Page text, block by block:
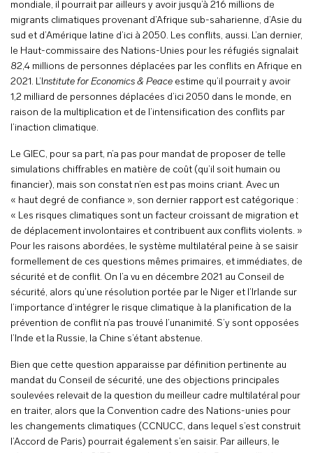
mondiale, il pourrait par ailleurs y avoir jusqu’à 216 millions de
migrants climatiques provenant d’Afrique sub-saharienne, d’Asie du
sud et d’Amérique latine d’ici à 2050. Les conflits, aussi. L’an dernier,
le Haut-commissaire des Nations-Unies pour les réfugiés signalait
82,4 millions de personnes déplacées par les conflits en Afrique en
2021. L’Institute for Economics & Peace estime qu’il pourrait y avoir
1,2 milliard de personnes déplacées d’ici 2050 dans le monde, en
raison de la multiplication et de l’intensification des conflits par
l’inaction climatique.
Le GIEC, pour sa part, n’a pas pour mandat de proposer de telle
simulations chiffrables en matière de coût (qu’il soit humain ou
financier), mais son constat n’en est pas moins criant. Avec un
« haut degré de confiance », son dernier rapport est catégorique :
« Les risques climatiques sont un facteur croissant de migration et
de déplacement involontaires et contribuent aux conflits violents. »
Pour les raisons abordées, le système multilatéral peine à se saisir
formellement de ces questions mêmes primaires, et immédiates, de
sécurité et de conflit. On l’a vu en décembre 2021 au Conseil de
sécurité, alors qu’une résolution portée par le Niger et l’Irlande sur
l’importance d’intégrer le risque climatique à la planification de la
prévention de conflit n’a pas trouvé l’unanimité. S’y sont opposées
l’Inde et la Russie, la Chine s’étant abstenue.
Bien que cette question apparaisse par définition pertinente au
mandat du Conseil de sécurité, une des objections principales
soulevées relevait de la question du meilleur cadre multilatéral pour
en traiter, alors que la Convention cadre des Nations-unies pour
les changements climatiques (CCNUCC, dans lequel s’est construit
l’Accord de Paris) pourrait également s’en saisir. Par ailleurs, le